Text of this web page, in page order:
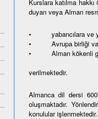
Kurslara katılma
duyan veya Alman
• yabancılara ve
• Avrupa birliği
• Alman kökenli
verilmektedir.
Almanca dil dersi
oluşmaktadır.
konulular işlenmektedir.